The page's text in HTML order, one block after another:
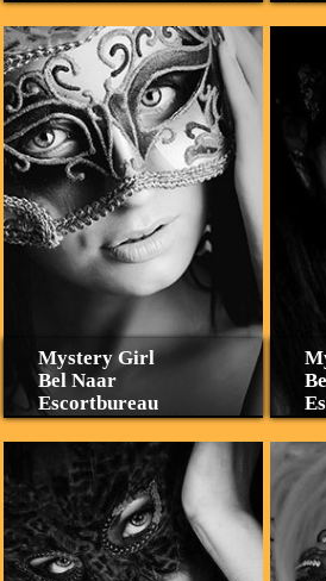
Mystery Girl
Bel Naar
Escortbureau